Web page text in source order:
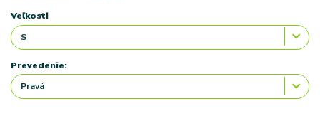
Veľkosti
Prevedenie: